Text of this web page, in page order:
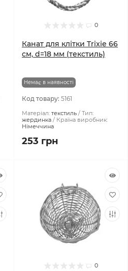
0
Канат для клітки Trixie 66
см, d=18 мм (текстиль)
Немає в наявності
Код товару: 5161
Матеріал: текстиль
Тип:
жердинка
Країна виробник:
Німеччина
253 грн
0